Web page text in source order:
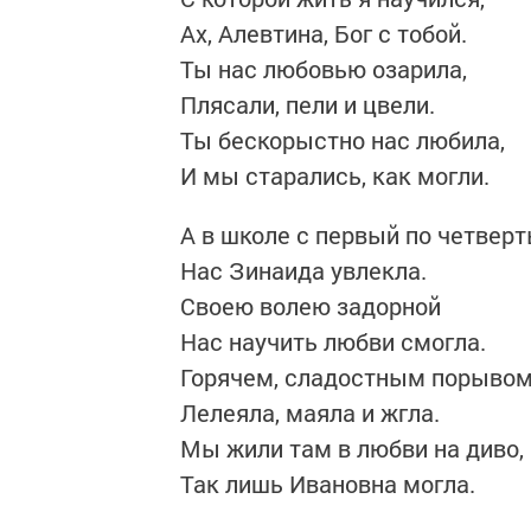
Ах, Алевтина, Бог с тобой.
Ты нас любовью озарила,
Плясали, пели и цвели.
Ты бескорыстно нас любила,
И мы старались, как могли.
А в школе с первый по
Нас Зинаида увлекла.
Своею волею задорной
Нас научить любви смогла.
Горячем, сладостным порывом
Лелеяла, маяла и жгла.
Мы жили там в любви на диво,
Так лишь Ивановна могла.